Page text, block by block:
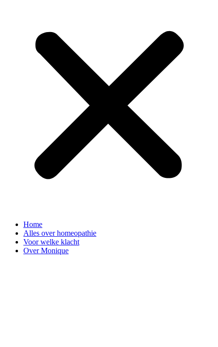
Home
Alles over homeopathie
Voor welke klacht
Over Monique